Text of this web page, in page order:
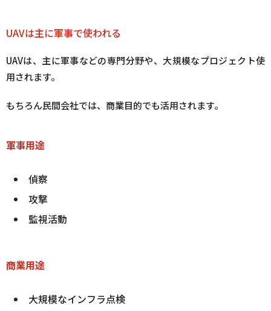
UAVは主に軍事で使われる
UAVは、主に軍事などの専門分野や、大規模なプロジェクト使
用されます。
もちろん民間会社では、商業目的でも活用されます。
軍事用途
偵察
攻撃
監視活動
商業用途
大規模なインフラ点検